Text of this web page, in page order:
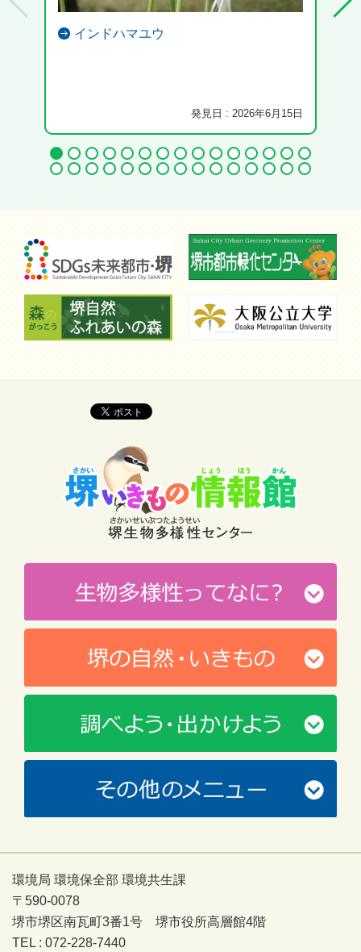
インドハマユウ
発見日 : 2026年6月15日
環境局 環境保全部 環境共生課
〒590-0078
堺市堺区南瓦町3番1号 堺市役所高層館4階
TEL : 072-228-7440